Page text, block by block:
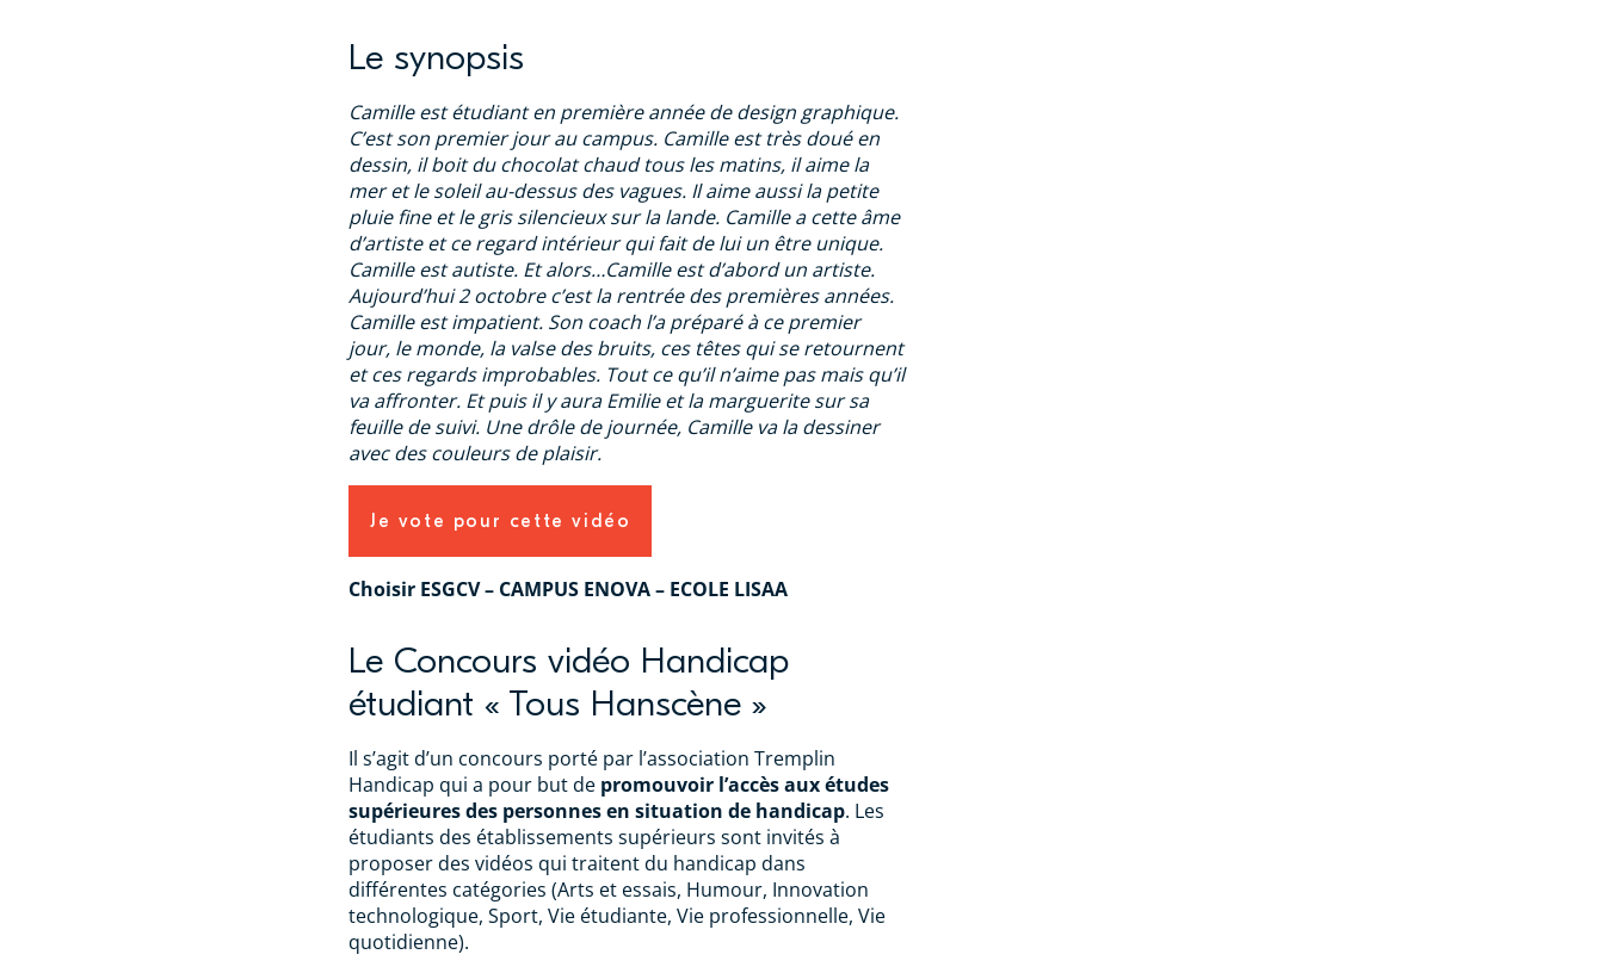
Le synopsis
Camille est étudiant en première année de design graphique.
C’est son premier jour au campus. Camille est très doué en
dessin, il boit du chocolat chaud tous les matins, il aime la
mer et le soleil au-dessus des vagues. Il aime aussi la petite
pluie fine et le gris silencieux sur la lande. Camille a cette âme
d’artiste et ce regard intérieur qui fait de lui un être unique.
Camille est autiste. Et alors…Camille est d’abord un artiste.
Aujourd’hui 2 octobre c’est la rentrée des premières années.
Camille est impatient. Son coach l’a préparé à ce premier
jour, le monde, la valse des bruits, ces têtes qui se retournent
et ces regards improbables. Tout ce qu’il n’aime pas mais qu’il
va affronter. Et puis il y aura Emilie et la marguerite sur sa
feuille de suivi. Une drôle de journée, Camille va la dessiner
avec des couleurs de plaisir.
Je vote pour cette vidéo
Choisir ESGCV – CAMPUS ENOVA – ECOLE LISAA
Le Concours vidéo Handicap
étudiant « Tous Hanscène »
Il s’agit d’un concours porté par l’association Tremplin
Handicap qui a pour but de promouvoir l’accès aux études
supérieures des personnes en situation de handicap. Les
étudiants des établissements supérieurs sont invités à
proposer des vidéos qui traitent du handicap dans
différentes catégories (Arts et essais, Humour, Innovation
technologique, Sport, Vie étudiante, Vie professionnelle, Vie
quotidienne).